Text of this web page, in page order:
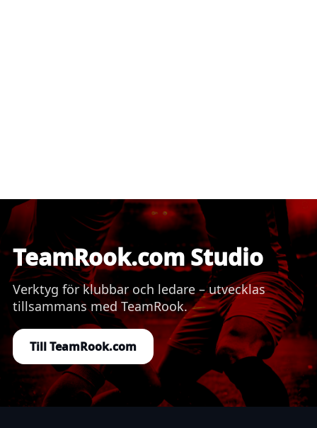
TeamRook.com Studio
Verktyg för klubbar och ledare – utvecklas
tillsammans med TeamRook.
Till TeamRook.com